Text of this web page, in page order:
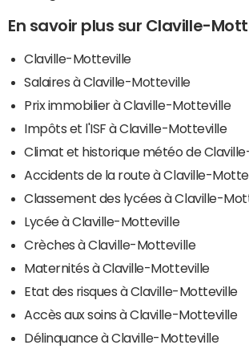
En savoir plus sur Claville-
Claville-Motteville
Salaires à Claville-Motteville
Prix immobilier à Claville-Motteville
Impôts et l'ISF à Claville-Motteville
Climat et historique météo de
Accidents de la route à Claville-
Classement des lycées à Claville-
Lycée à Claville-Motteville
Crèches à Claville-Motteville
Maternités à Claville-Motteville
Etat des risques à Claville-Motteville
Accès aux soins à Claville-Motteville
Délinquance à Claville-Motteville